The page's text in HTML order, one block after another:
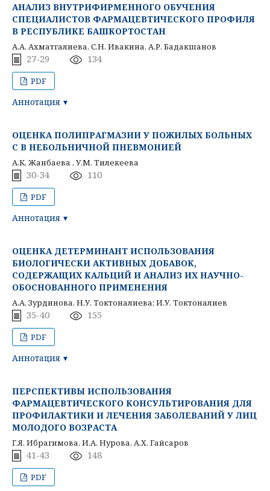
АНАЛИЗ ВНУТРИФИРМЕННОГО ОБУЧЕНИЯ
СПЕЦИАЛИСТОВ ФАРМАЦЕВТИЧЕСКОГО ПРОФИЛЯ
В РЕСПУБЛИКЕ БАШКОРТОСТАН
А.А. Ахматгалиева, С.Н. Ивакина, А.Р. Бадакшанов
27-29 134
PDF
Аннотация
ОЦЕНКА ПОЛИПРАГМАЗИИ У ПОЖИЛЫХ БОЛЬНЫХ
С В НЕБОЛЬНИЧНОЙ ПНЕВМОНИЕЙ
А.К. Жанбаева , У.М. Тилекеева
30-34 110
PDF
Аннотация
ОЦЕНКА ДЕТЕРМИНАНТ ИСПОЛЬЗОВАНИЯ
БИОЛОГИЧЕСКИ АКТИВНЫХ ДОБАВОК,
СОДЕРЖАЩИХ КАЛЬЦИЙ И АНАЛИЗ ИХ НАУЧНО-
ОБОСНОВАННОГО ПРИМЕНЕНИЯ
А.А. Зурдинова, Н.У. Токтоналиева; И.У. Токтоналиев
35-40 155
PDF
Аннотация
ПЕРСПЕКТИВЫ ИСПОЛЬЗОВАНИЯ
ФАРМАЦЕВТИЧЕСКОГО КОНСУЛЬТИРОВАНИЯ ДЛЯ
ПРОФИЛАКТИКИ И ЛЕЧЕНИЯ ЗАБОЛЕВАНИЙ У ЛИЦ
МОЛОДОГО ВОЗРАСТА
Г.Я. Ибрагимова, И.А. Нурова, А.Х. Гайсаров
41-43 148
PDF